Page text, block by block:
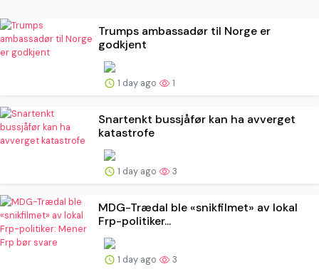
Trumps ambassadør til Norge er
godkjent
1 day ago 1
Snartenkt bussjåfør kan ha avverget
katastrofe
1 day ago 3
MDG-Trædal ble «snikfilmet» av lokal
Frp-politiker...
1 day ago 3